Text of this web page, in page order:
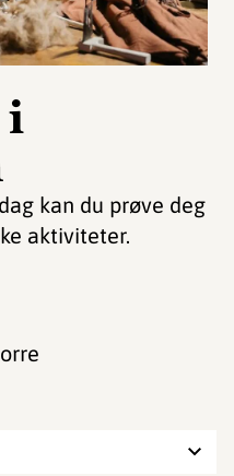
i
kan du prøve deg
aktiviteter.